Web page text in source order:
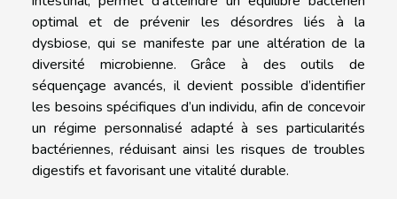
optimal et de prévenir les désordres liés à la
dysbiose, qui se manifeste par une altération de la
diversité microbienne. Grâce à des outils de
séquençage avancés, il devient possible d’identifier
les besoins spécifiques d’un individu, afin de concevoir
un régime personnalisé adapté à ses particularités
bactériennes, réduisant ainsi les risques de troubles
digestifs et favorisant une vitalité durable.